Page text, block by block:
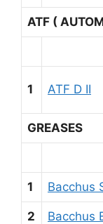
ATF (
1 ATF D II
GREASES
1 Bacchus
2 Bacchus